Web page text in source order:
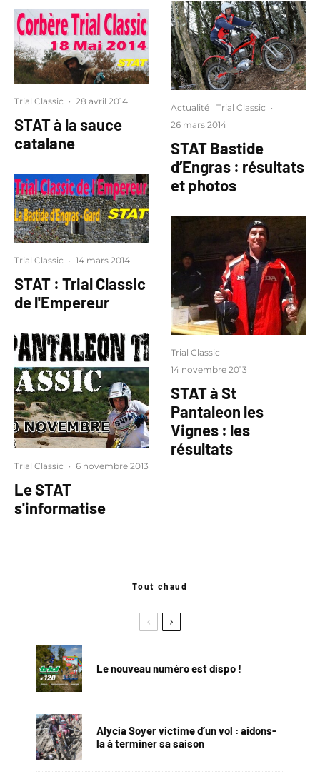
Trial Classic · 28 avril 2014
STAT à la sauce
catalane
Trial Classic · 14 mars 2014
STAT : Trial Classic
de l'Empereur
Trial Classic · 6 novembre 2013
Le STAT
s'informatise
Actualité Trial Classic ·
26 mars 2014
STAT Bastide
d’Engras : résultats
et photos
Trial Classic ·
14 novembre 2013
STAT à St
Pantaleon les
Vignes : les
résultats
Tout chaud
Le nouveau numéro est dispo !
Alycia Soyer victime d’un vol : aidons-
la à terminer sa saison